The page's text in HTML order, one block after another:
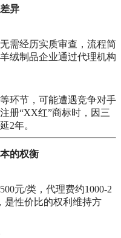
异
需经历实质审查，流程简
绒制品企业通过代理机构
环节，可能遭遇竞争对手
册“XX红”商标时，因三
2年。
的权衡
元/类，代理费约1000-2
是性价比的权利维持方